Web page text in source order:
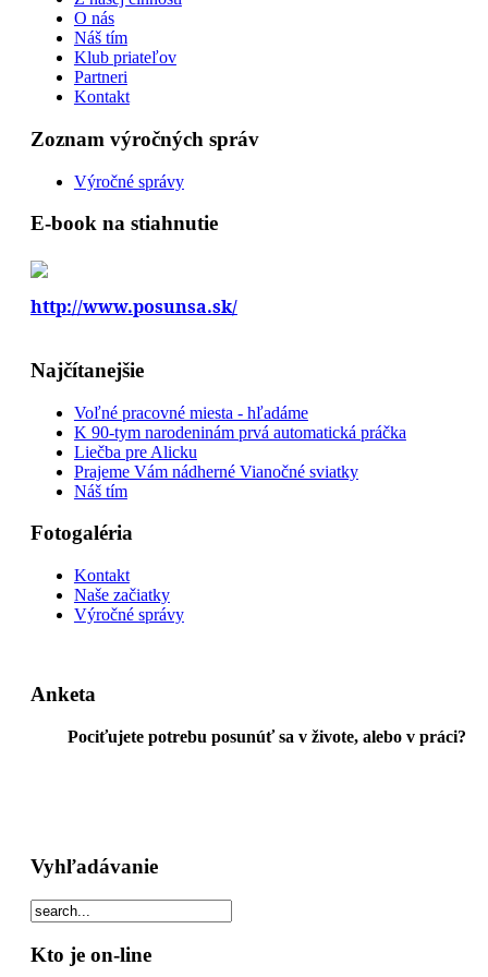
O nás
Náš tím
Klub priateľov
Partneri
Kontakt
Zoznam výročných správ
Výročné správy
E-book na stiahnutie
http://www.posunsa.sk/
Najčítanejšie
Voľné pracovné miesta - hľadáme
K 90-tym narodeninám prvá automatická práčka
Liečba pre Alicku
Prajeme Vám nádherné Vianočné sviatky
Náš tím
Fotogaléria
Kontakt
Naše začiatky
Výročné správy
Anketa
Pociťujete potrebu posunúť sa v živote, alebo v práci?
Vyhľadávanie
Kto je on-line